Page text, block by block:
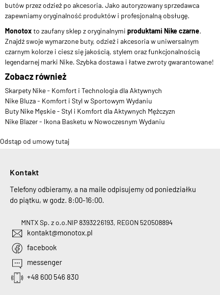
butów przez odzież po akcesoria. Jako autoryzowany sprzedawca
zapewniamy oryginalność produktów i profesjonalną obsługę.
Monotox to zaufany sklep z oryginalnymi produktami Nike czarne.
Znajdź swoje wymarzone buty, odzież i akcesoria w uniwersalnym
czarnym kolorze i ciesz się jakością, stylem oraz funkcjonalnością
legendarnej marki Nike. Szybka dostawa i łatwe zwroty gwarantowane!
Zobacz również
Skarpety Nike - Komfort i Technologia dla Aktywnych
Nike Bluza - Komfort i Styl w Sportowym Wydaniu
Buty Nike Męskie - Styl i Komfort dla Aktywnych Mężczyzn
Nike Blazer - Ikona Basketu w Nowoczesnym Wydaniu
Odstąp od umowy tutaj
Kontakt
Telefony odbieramy, a na maile odpisujemy od poniedziałku
do piątku, w godz. 8:00-16:00.
MNTX Sp. z o.o.NIP 8393226193, REGON 520508894
kontakt@monotox.pl
facebook
messenger
+48 600 546 830